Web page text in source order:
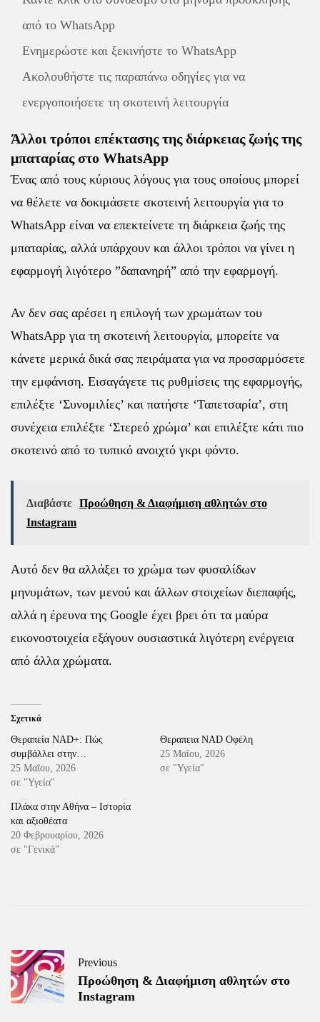
από το WhatsApp
Ενημερώστε και ξεκινήστε το WhatsApp
Ακολουθήστε τις παραπάνω οδηγίες για να
ενεργοποιήσετε τη σκοτεινή λειτουργία
Άλλοι τρόποι επέκτασης της διάρκειας ζωής της
μπαταρίας στο WhatsApp
Ένας από τους κύριους λόγους για τους οποίους μπορεί
να θέλετε να δοκιμάσετε σκοτεινή λειτουργία για το
WhatsApp είναι να επεκτείνετε τη διάρκεια ζωής της
μπαταρίας, αλλά υπάρχουν και άλλοι τρόποι να γίνει η
εφαρμογή λιγότερο ”δαπανηρή” από την εφαρμογή.
Αν δεν σας αρέσει η επιλογή των χρωμάτων του
WhatsApp για τη σκοτεινή λειτουργία, μπορείτε να
κάνετε μερικά δικά σας πειράματα για να προσαρμόσετε
την εμφάνιση. Εισαγάγετε τις ρυθμίσεις της εφαρμογής,
επιλέξτε ‘Συνομιλίες’ και πατήστε ‘Ταπετσαρία’, στη
συνέχεια επιλέξτε ‘Στερεό χρώμα’ και επιλέξτε κάτι πιο
σκοτεινό από το τυπικό ανοιχτό γκρι φόντο.
Διαβάστε Προώθηση & Διαφήμιση αθλητών στο
Instagram
Αυτό δεν θα αλλάξει το χρώμα των φυσαλίδων
μηνυμάτων, των μενού και άλλων στοιχείων διεπαφής,
αλλά η έρευνα της Google έχει βρει ότι τα μαύρα
εικονοστοιχεία εξάγουν ουσιαστικά λιγότερη ενέργεια
από άλλα χρώματα.
Σχετικά
Θεραπεία NAD+: Πώς
συμβάλλει στην…
25 Μαΐου, 2026
σε "Υγεία"
Θεραπεια NAD Οφέλη
25 Μαΐου, 2026
σε "Υγεία"
Πλάκα στην Αθήνα – Ιστορία
και αξιοθέατα
20 Φεβρουαρίου, 2026
σε "Γενικά"
Previous
Προώθηση & Διαφήμιση αθλητών στο
Instagram